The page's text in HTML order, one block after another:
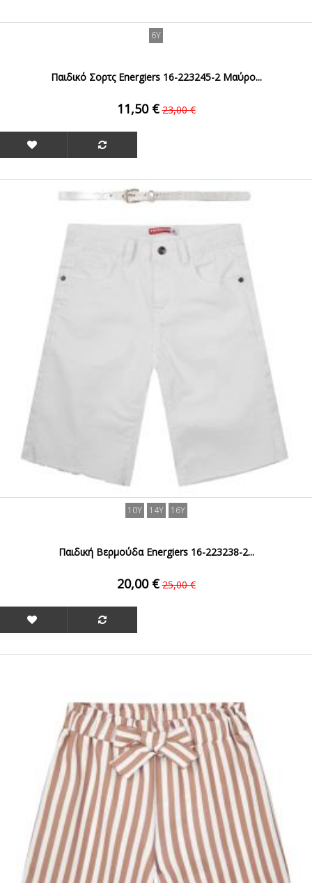
6Y
Παιδικό Σορτς Energiers 16-223245-2 Μαύρο...
11,50 € 23,00 €
10Y 14Y 16Y
Παιδική Βερμούδα Energiers 16-223238-2...
20,00 € 25,00 €